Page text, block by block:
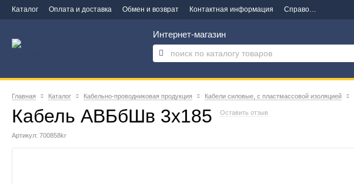
Каталог Оплата и доставка Обмен и возврат Контактная информация Справочная информация
Интернет-магазин
Главная Каталог Кабельно-проводниковая продукция Кабели силовые, с пластмассовой изоляцией
Кабель АВБбШв 3х185 Оставить отзыв
Артикул: 700858kr